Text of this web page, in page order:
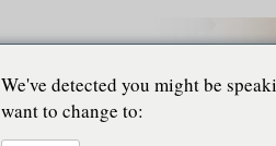
We've detected you might be
want to change to: